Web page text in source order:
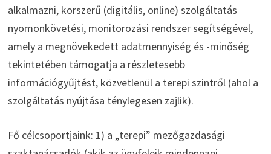
alkalmazni, korszerű (digitális, online) szolgáltatás
nyomonkövetési, monitorozási rendszer segítségével,
amely a megnövekedett adatmennyiség és -minőség
tekintetében támogatja a részletesebb
információgyűjtést, közvetlenül a terepi szintről (ahol a
szolgáltatás nyújtása ténylegesen zajlik).
Fő célcsoportjaink: 1) a „terepi” mezőgazdasági